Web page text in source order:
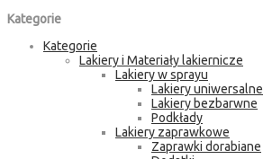
Kategorie
Kategorie
Lakiery i Materiały lakiernicze
Lakiery w sprayu
Lakiery uniwersalne
Lakiery bezbarwne
Podkłady
Lakiery zaprawkowe
Zaprawki dorabiane